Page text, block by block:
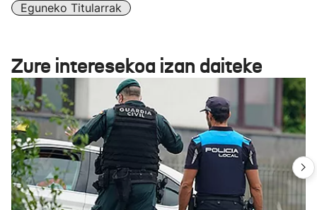
Eguneko Titularrak
Zure interesekoa izan daiteke